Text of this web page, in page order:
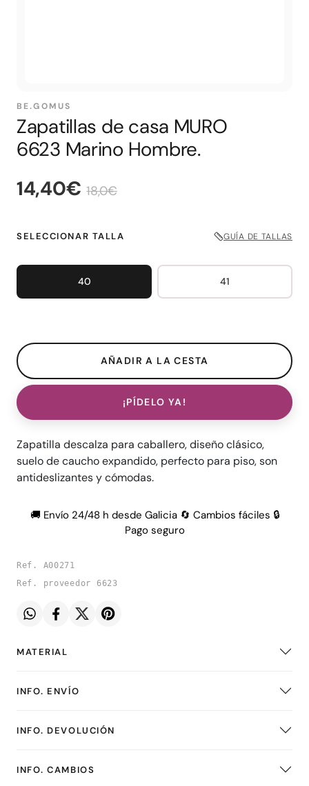
BE.GOMUS
Zapatillas de casa MURO
6623 Marino Hombre.
14,40€ 18,0€
SELECCIONAR TALLA GUÍA DE TALLAS
40 41
¡PÍDELO YA!
Zapatilla descalza para caballero, diseño clásico,
suelo de caucho expandido, perfecto para piso, son
antideslizantes y cómodas.
🚚 Envío 24/48 h desde Galicia 🔄 Cambios fáciles 🔒
Pago seguro
Ref. A00271
Ref. proveedor 6623
MATERIAL
INFO. ENVÍO
INFO. DEVOLUCIÓN
INFO. CAMBIOS